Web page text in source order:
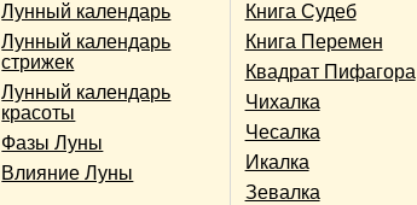
Лунный календарь
Лунный календарь
стрижек
Лунный календарь
красоты
Фазы Луны
Влияние Луны
Книга Судеб
Книга Перемен
Квадрат Пифагора
Чихалка
Чесалка
Икалка
Зевалка